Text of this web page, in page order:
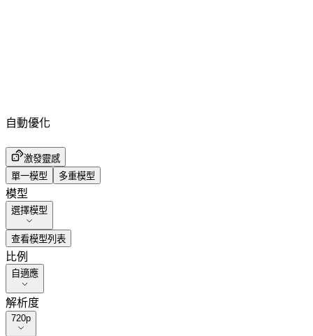
自動優化
激發靈感
單一模型
多重模型
模型
選擇模型
查看模型列表
比例
自適應
解析度
720p